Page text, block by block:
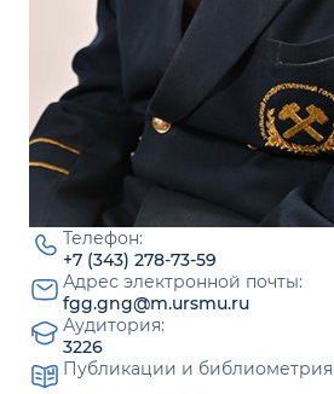
Телефон:
+7 (343) 278-73-59
Адрес электронной почты:
fgg.gng@m.ursmu.ru
Аудитория:
3226
Публикации и библиометрия